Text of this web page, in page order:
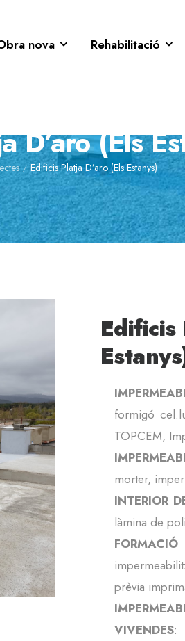
nova Rehabilitació
D’aro (Els
/ Edificis Platja D’aro (Els Estanys)
Edificis
formigó
TOPCEM,
morter,
INTERIOR
làmina de
prèvia
VIVENDES: